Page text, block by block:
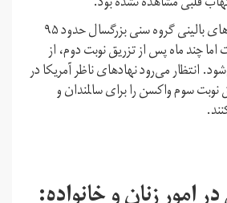
واکسن فایزر در آزمایش‌های بالینی گروه سنی بزرگسال حدود ۹۵
چند ماه پس از تزریق نوبت دوم، از
انتظار می‌رود نهادهای ناظر آمریکا در
سوم واکسن را برای سالمندان و